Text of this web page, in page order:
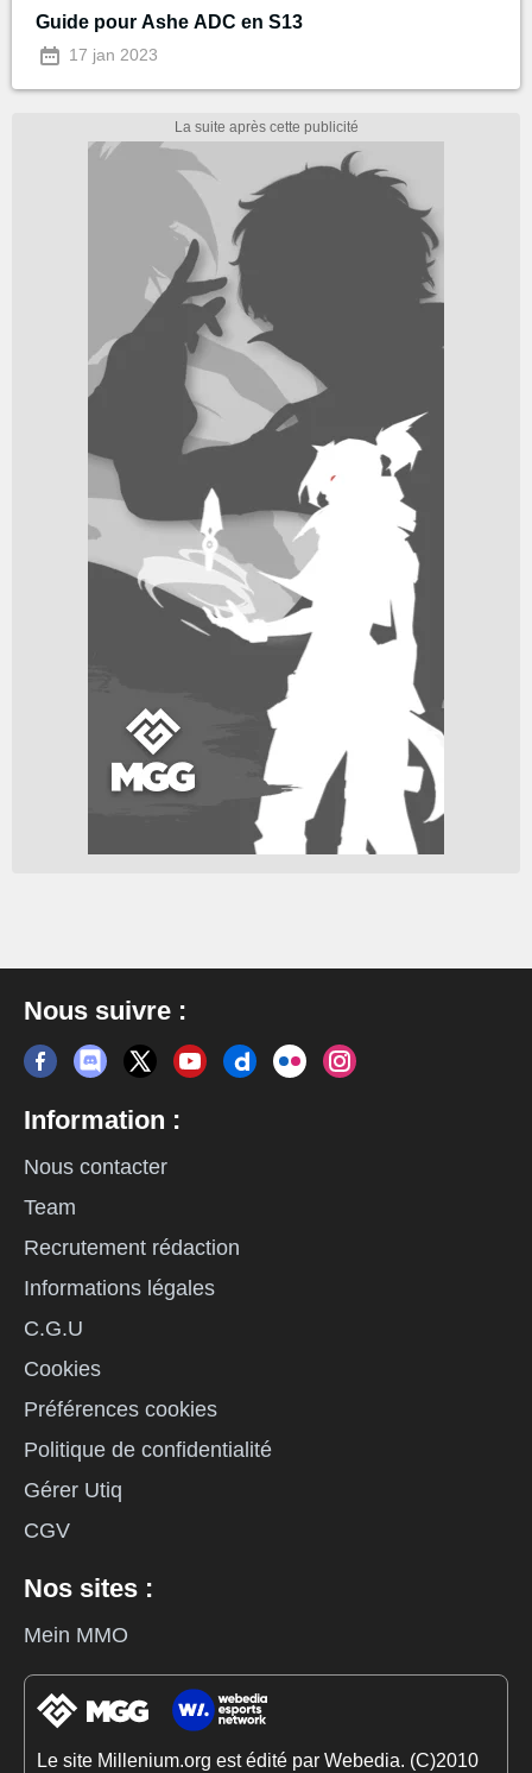
Guide pour Ashe ADC en S13
17 jan 2023
Nous suivre :
Information :
Nous contacter
Team
Recrutement rédaction
Informations légales
C.G.U
Cookies
Préférences cookies
Politique de confidentialité
Gérer Utiq
CGV
Nos sites :
Mein MMO
Le site Millenium.org est édité par Webedia. (C)2010